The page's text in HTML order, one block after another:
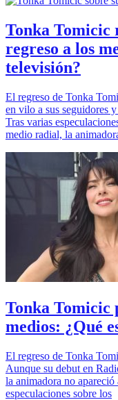
Tonka Tomicic
regreso a los
televisión?
El regreso de Tonka
en vilo a sus seguidores
Tras varias
medio radial, la
Tonka Tomicic
medios: ¿Qué
El regreso de Tonka
Aunque su debut en
la animadora no
especulaciones sobre los